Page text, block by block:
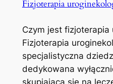
Fizjoterapia
Czym jest fizjoterapia
Fizjoterapia
specjalistyczna
dedykowana